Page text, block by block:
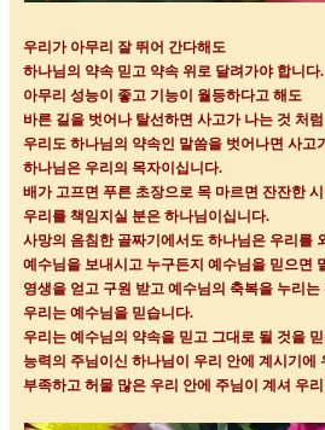
우리가 아무리 잘 뛰어 간다해도
하나님의 약속 믿고 약속 위로 달려가야 합니다.
아무리 성능이 좋고 기능이 월등하다고 해도
바른 길을 벗어나 탈선하면 사고가 나는 것 처럼
우리도 하나님의 약속인 말씀을 벗어나면 사고
하나님은 우리의 목자이십니다.
배가 고프면 푸른 초장으로 목 마르면 잔잔한
우리를 책임지실 분은 하나님이십니다.
사망의 음침한 골짜기에서도 하나님은 우리를
예수님을 보내시고 누구든지 예수님을 믿으면
영생을 얻고 구원 받고 예수님의 축복을 누리는
우리는 예수님을 믿습니다.
우리는 예수님의 약속을 믿고 그대로 될 것을
능력의 주님이신 하나님이 우리 안에 계시기에
부족하고 허물 많은 우리 안에 주님이 계셔 우